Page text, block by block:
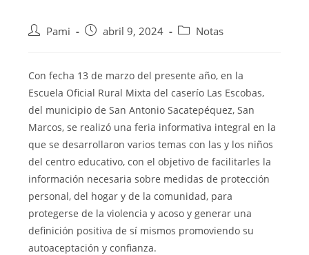
Pami abril 9, 2024 Notas
Con fecha 13 de marzo del presente año, en la
Escuela Oficial Rural Mixta del caserío Las Escobas,
del municipio de San Antonio Sacatepéquez, San
Marcos, se realizó una feria informativa integral en la
que se desarrollaron varios temas con las y los niños
del centro educativo, con el objetivo de facilitarles la
información necesaria sobre medidas de protección
personal, del hogar y de la comunidad, para
protegerse de la violencia y acoso y generar una
definición positiva de sí mismos promoviendo su
autoaceptación y confianza.